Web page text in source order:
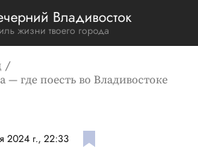
Владивосток
жизни твоего города
— где поесть во Владивостоке
2024 г., 22:33